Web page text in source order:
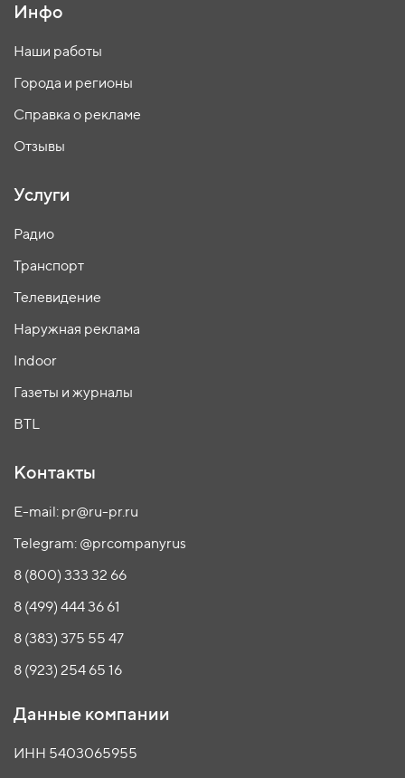
Инфо
Наши работы
Города и регионы
Справка о рекламе
Отзывы
Услуги
Радио
Транспорт
Телевидение
Наружная реклама
Indoor
Газеты и журналы
BTL
Контакты
E-mail: pr@ru-pr.ru
Telegram: @prcompanyrus
8 (800) 333 32 66
8 (499) 444 36 61
8 (383) 375 55 47
8 (923) 254 65 16
Данные компании
ИНН 5403065955